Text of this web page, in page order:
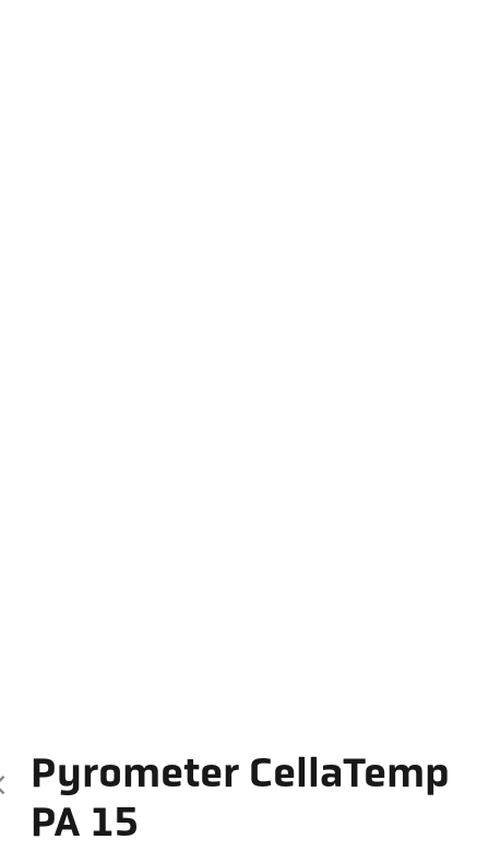
Pyrometer CellaTemp
PA 15